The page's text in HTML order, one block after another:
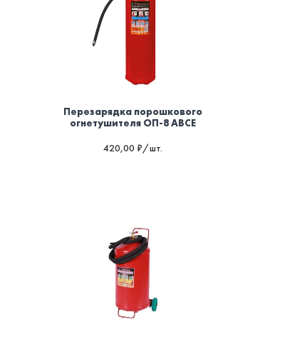
Перезарядка порошкового
огнетушителя ОП-8 ABCE
420,00 ₽/шт.